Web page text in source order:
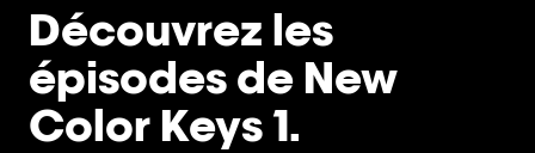
Découvrez les
épisodes de New
Color Keys 1.